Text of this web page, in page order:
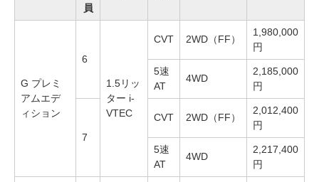
員
G プレミ
アムエデ
ィション
6
1.5リッ
ター i-
VTEC
CVT 2WD（FF）
1,980,000
円
5速
AT
4WD
2,185,000
円
7
CVT 2WD（FF）
2,012,400
円
5速
AT
4WD
2,217,400
円